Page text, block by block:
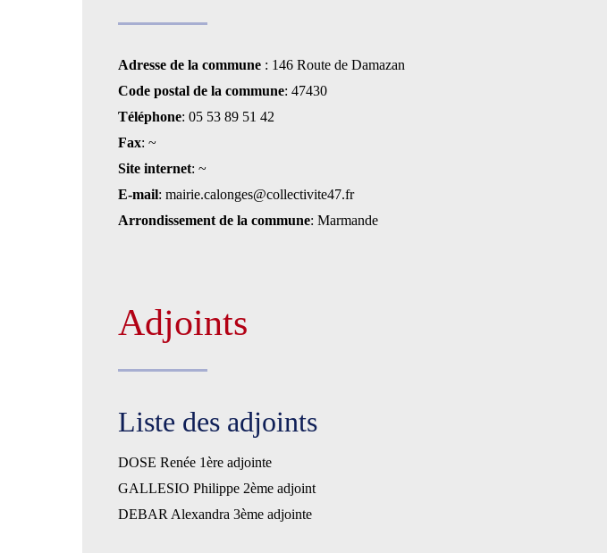
Adresse de la commune : 146 Route de Damazan
Code postal de la commune: 47430
Téléphone: 05 53 89 51 42
Fax: ~
Site internet: ~
E-mail: mairie.calonges@collectivite47.fr
Arrondissement de la commune: Marmande
Adjoints
Liste des adjoints
DOSE Renée 1ère adjointe
GALLESIO Philippe 2ème adjoint
DEBAR Alexandra 3ème adjointe